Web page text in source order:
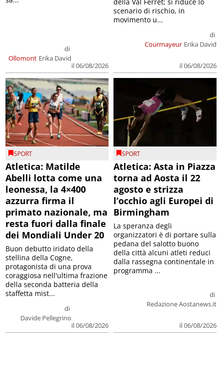
Ollomont
di
Erika David
il 06/08/2026
Courmayeur
di
Erika David
il 06/08/2026
scenario di rischio, in
movimento u...
SPORT
Atletica: Matilde
Abelli lotta come una
leonessa, la 4×400
azzurra firma il
primato nazionale, ma
resta fuori dalla finale
dei Mondiali Under 20
di
Davide Pellegrino
il 06/08/2026
Buon debutto iridato della
stellina della Cogne,
protagonista di una prova
coraggiosa nell'ultima frazione
della seconda batteria della
staffetta mist...
SPORT
Atletica: Asta in Piazza
torna ad Aosta il 22
agosto e strizza
l’occhio agli Europei di
Birmingham
di
Redazione Aostanews.it
il 06/08/2026
La speranza degli
organizzatori è di portare sulla
pedana del salotto buono
della città alcuni atleti reduci
dalla rassegna continentale in
programma ...